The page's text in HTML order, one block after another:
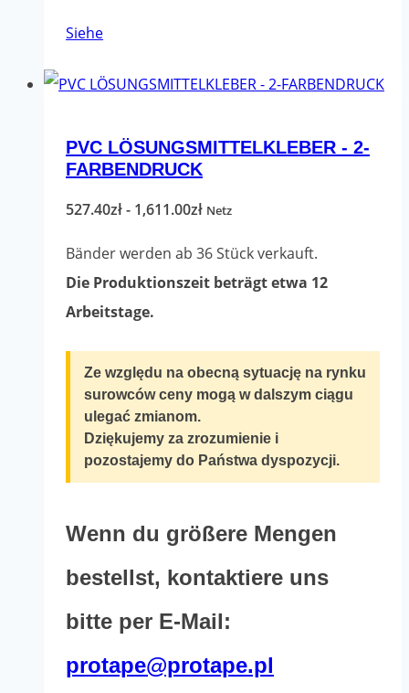
SieheDieses
hat
Varianten.
Die
Optionen
Produktseite
ausgewählt
werden
PVC LÖSUNGSMITTELKLEBER - 2-
FARBENDRUCK
527.40zł- 1,611.00złPreisspanne:
1,611.00zł
Netz
Bänder werden ab 36 Stück verkauft.
Die Produktionszeit beträgt etwa 12
Arbeitstage.
Ze względu na obecną sytuację na rynku
surowców ceny mogą w dalszym ciągu
ulegać zmianom.
Dziękujemy za zrozumienie i
pozostajemy do Państwa dyspozycji.
Wenn du größere Mengen
bestellst, kontaktiere uns
bitte per E-Mail:
protape@protape.pl